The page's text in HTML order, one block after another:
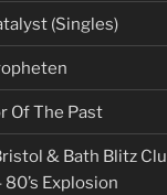
(Singles)
Of The Past
& Bath Blitz
Explosion